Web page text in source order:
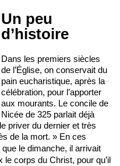
Un peu
d’histoire
Dans les premiers siècles
de l’Église, on conservait du
pain eucharistique, après la
célébration, pour l’apporter
aux mourants. Le concile de
Nicée de 325 parlait déjà
priver du dernier et très
de la mort. » En ces
que le dimanche, il arrivait
le corps du Christ, pour qu’il